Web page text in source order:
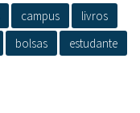
campus
livros
bolsas
estudante